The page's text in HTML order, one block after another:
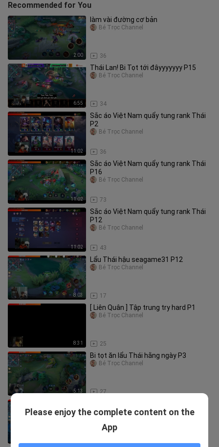
Recommended for You
2:00
làm vài đường cơ bản
36
Bé Trọc Channel
6:55
Thái Lan! Bi Tọt tới đâyyyyyyy P15
34
Bé Trọc Channel
11:02
Sắc áo Việt Nam quẩy tung rank Thái
P2
36
Bé Trọc Channel
11:02
Sắc áo Việt Nam quẩy tung rank Thái
P16
73
Bé Trọc Channel
11:02
Sắc áo Việt Nam quẩy tung rank Thái
P12
43
Bé Trọc Channel
8:03
Lẩu Thái hậu seagame31 P12
17
Bé Trọc Channel
8:31
[ Liên Quân ] Tập trung try hard P1
25
Bé Trọc Channel
5:13
Bi tọt ăn lẩu Thái hằng ngày P3
27
Bé Trọc Channel
Bé Trọc Channel
Please enjoy the complete content on the
App